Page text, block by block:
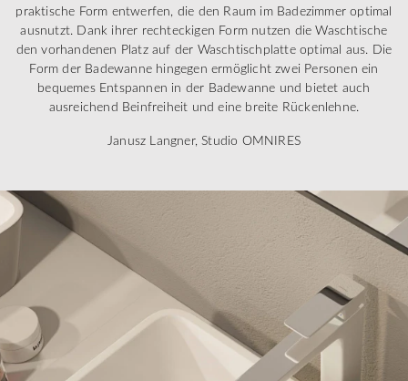
praktische Form entwerfen, die den Raum im Badezimmer optimal
ausnutzt. Dank ihrer rechteckigen Form nutzen die Waschtische
den vorhandenen Platz auf der Waschtischplatte optimal aus. Die
Form der Badewanne hingegen ermöglicht zwei Personen ein
bequemes Entspannen in der Badewanne und bietet auch
ausreichend Beinfreiheit und eine breite Rückenlehne.
Janusz Langner, Studio OMNIRES